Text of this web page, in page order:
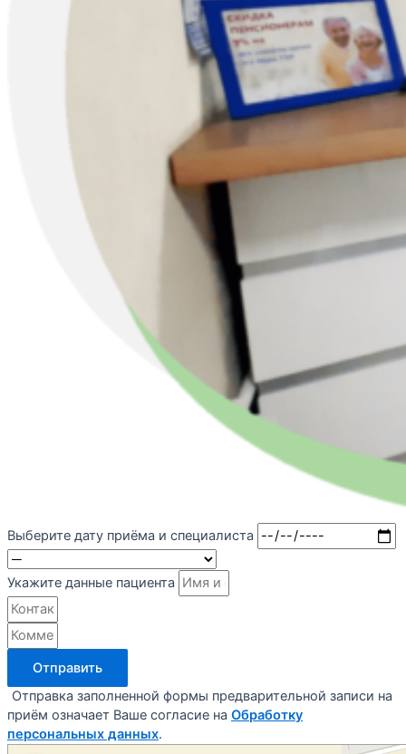
Выберите дату приёма и специалиста
Укажите данные пациента
Отправить
Отправка заполненной формы предварительной записи на
приём означает Ваше согласие на Обработку
персональных данных.